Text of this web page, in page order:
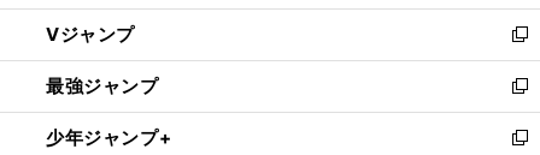
ウ
ィ
ン
ド
ウ
で
し
い
ウ
ィ
ン
ド
Vジャンプ
新
し
い
ウ
ィ
最強ジャンプ
新
し
い
少年ジャンプ+
新